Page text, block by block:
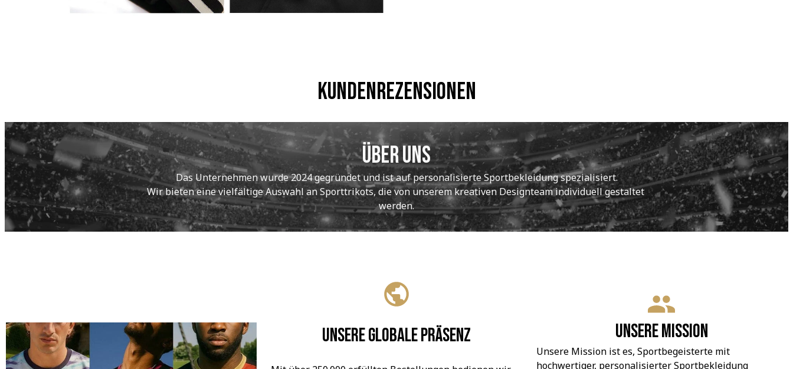
Kundenrezensionen
Über uns
Das Unternehmen wurde 2024 gegründet und ist auf personalisierte Sportbekleidung spezialisiert.
Wir bieten eine vielfältige Auswahl an Sporttrikots, die von unserem kreativen Designteam individuell gestaltet
werden.
Unsere globale Präsenz Unsere Mission
Unsere Mission ist es, Sportbegeisterte mit
hochwertiger, personalisierter Sportbekleidung